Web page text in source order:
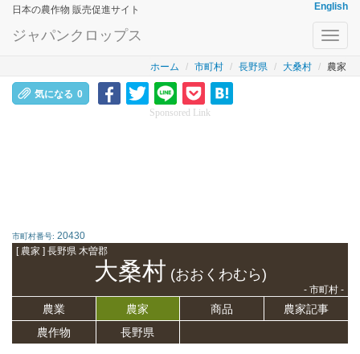
日本の農作物 販売促進サイト English
ジャパンクロップス
ホーム 市町村 長野県 大桑村 農家
気になる 0
Sponsored Link
市町村番号: 20430
[ 農家 ] 長野県 木曽郡
大桑村 (おおくわむら)
- 市町村 -
農業 農家 商品
農家記事
農作物
長野県